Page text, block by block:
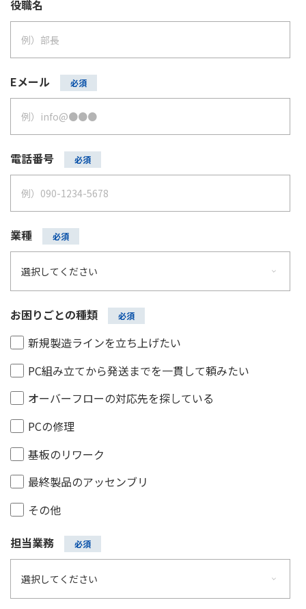
役職名
Eメール
電話番号
業種
お困りごとの種類
新規製造ラインを立ち上げたい
PC組み立てから発送までを一貫して頼みたい
オーバーフローの対応先を探している
PCの修理
基板のリワーク
最終製品のアッセンブリ
その他
担当業務